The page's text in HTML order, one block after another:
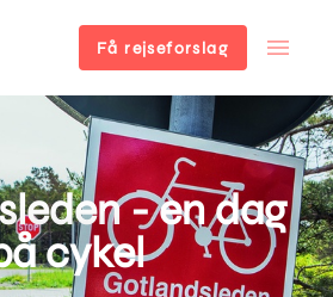
Få rejseforslag
- en dag
cykel